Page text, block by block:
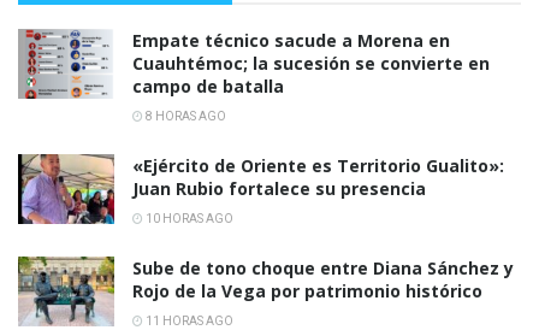
Empate técnico sacude a Morena en
Cuauhtémoc; la sucesión se convierte en
campo de batalla
8 HORAS AGO
«Ejército de Oriente es Territorio Gualito»:
Juan Rubio fortalece su presencia
10 HORAS AGO
Sube de tono choque entre Diana Sánchez y
Rojo de la Vega por patrimonio histórico
11 HORAS AGO